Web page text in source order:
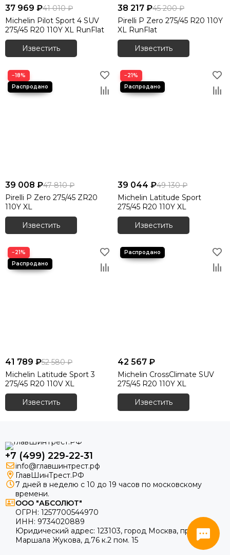
37 969 ₽41 010 ₽
Michelin Pilot Sport 4 SUV
275/45 R20 110Y XL RunFlat
Известить
38 217 ₽45 200 ₽
Pirelli P Zero 275/45 R20 110Y
XL RunFlat
Известить
−18%
39 008 ₽47 810 ₽
Pirelli P Zero 275/45 ZR20
110Y XL
Известить
−21%
39 044 ₽49 130 ₽
Michelin Latitude Sport
275/45 R20 110Y XL
Известить
−21%
41 789 ₽52 580 ₽
Michelin Latitude Sport 3
275/45 R20 110V XL
Известить
42 567 ₽
Michelin CrossClimate SUV
275/45 R20 110Y XL
Известить
+7 (499) 229-22-31
info@главшинтрест.рф
ГлавШинТрест.РФ
7 дней в неделю с 10 до 19 часов по московскому
времени.
ООО "АБСОЛЮТ"
ОГРН: 1257700544970
ИНН: 9734020889
Юридический адрес: 123103, город Москва, пр.
Маршала Жукова, д.76 к.2 пом. 15